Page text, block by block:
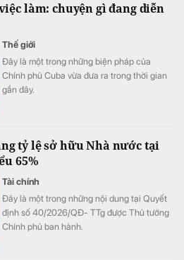
làm: chuyện gì đang diễn
Thế giới
Đây là một trong những biện pháp của
Chính phủ Cuba vừa đưa ra trong thời gian
gần đây.
tỷ lệ sở hữu Nhà nước tại
65%
Tài chính
Đây là một trong những nội dung tại Quyết
định số 40/2026/QĐ- TTg được Thủ tướng
Chính phủ ban hành.